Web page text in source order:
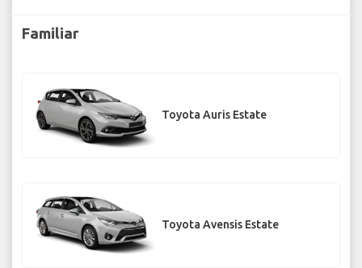
Familiar
Toyota Auris Estate
Toyota Avensis Estate